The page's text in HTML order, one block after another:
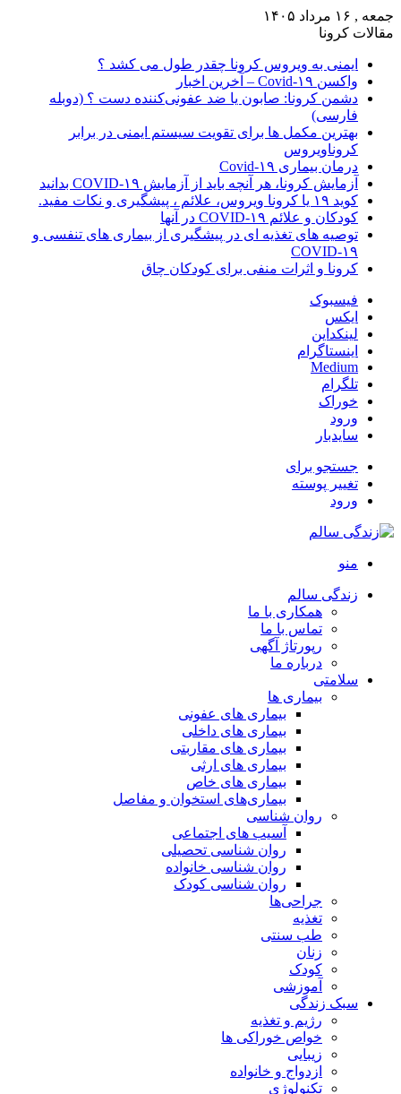
جمعه , ۱۶ مرداد ۱۴۰۵
مقالات کرونا
ایمنی به ویروس کرونا چقدر طول می کشد ؟
واکسن Covid-۱۹ – آخرین اخبار
دشمن کرونا: صابون یا ضد عفونی‌کننده دست ؟ (دوبله
فارسی)
بهترین مکمل ها برای تقویت سیستم ایمنی در برابر
کروناویروس
درمان بیماری Covid-۱۹
آزمایش کرونا، هر آنچه باید از آزمایش COVID-۱۹ بدانید
کوید ۱۹ یا کرونا ویروس، علائم ، پیشگیری و نکات مفید.
کودکان و علائم COVID-۱۹ در آنها
توصیه های تغذیه ای در پیشگیری از بیماری های تنفسی و
COVID-۱۹
کرونا و اثرات منفی برای کودکان چاق
فیسبوک
ایکس
لینکداین
اینستاگرام
Medium
تلگرام
خوراک
ورود
سایدبار
جستجو برای
تغییر پوسته
ورود
منو
زندگی سالم
همکاری با ما
تماس با ما
رپورتاژ آگهی
درباره ما
سلامتی
بیماری ها
بیماری های عفونی
بیماری های داخلی
بیماری های مقاربتی
بیماری های ارثی
بیماری های خاص
بیماری‌های استخوان و مفاصل
روان شناسی
آسیب های اجتماعی
روان شناسی تحصیلی
روان شناسی خانواده
روان شناسی کودک
جراحی‌ها
تغذیه
طب سنتی
زنان
کودک
آموزشی
سبک زندگی
رژیم و تغذیه
خواص خوراکی ها
زیبایی
ازدواج و خانواده
تکنولوژی